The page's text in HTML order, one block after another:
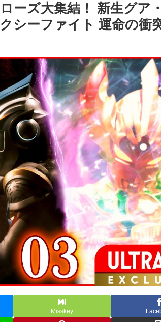
ーズ大集結！ 新生グア
シーファイト 運命の衝
Misskey